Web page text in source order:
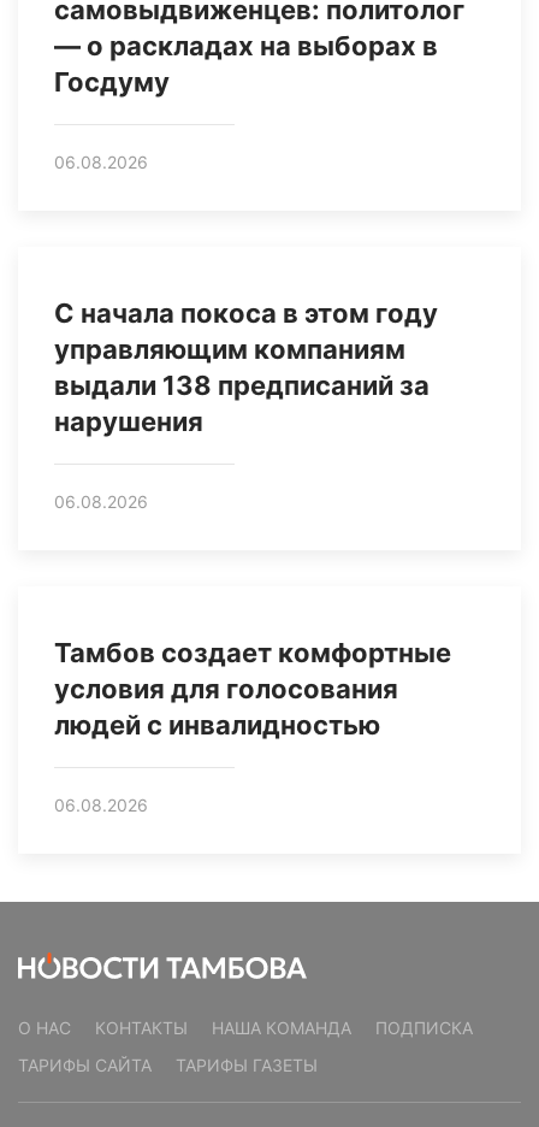
самовыдвиженцев: политолог
— о раскладах на выборах в
Госдуму
06.08.2026
С начала покоса в этом году
управляющим компаниям
выдали 138 предписаний за
нарушения
06.08.2026
Тамбов создает комфортные
условия для голосования
людей с инвалидностью
06.08.2026
О НАС КОНТАКТЫ НАША КОМАНДА
ПОДПИСКА
ТАРИФЫ САЙТА
ТАРИФЫ ГАЗЕТЫ